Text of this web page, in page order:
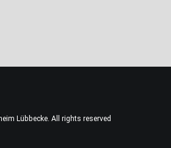
Lübbecke. All rights reserved